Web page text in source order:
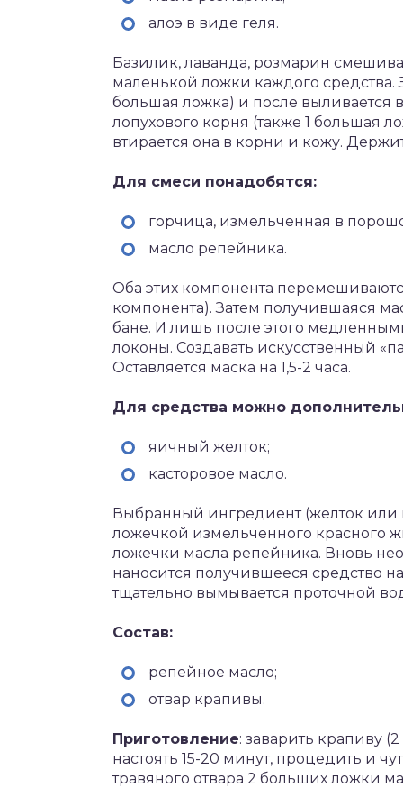
алоэ в виде геля.
Базилик, лаванда, розмарин
маленькой ложки каждого средства.
большая ложка) и после выливается
лопухового корня (также 1 большая
втирается она в корни и кожу.
Для смеси понадобятся:
горчица, измельченная в
масло репейника.
Оба этих компонента
компонента). Затем получившаяся
бане. И лишь после этого
локоны. Создавать искусственный
Оставляется маска на 1,5-2 часа.
Для средства можно
яичный желток;
касторовое масло.
Выбранный ингредиент (желток или
ложечкой измельченного красного
ложечки масла репейника. Вновь
наносится получившееся средство
тщательно вымывается проточной
Состав:
репейное масло;
отвар крапивы.
Приготовление: заварить крапиву
настоять 15-20 минут, процедить и
травяного отвара 2 больших ложки